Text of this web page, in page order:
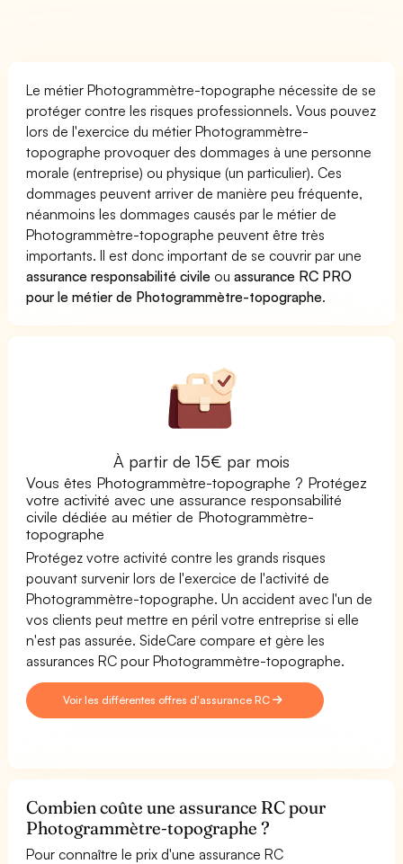
Le métier Photogrammètre-topographe nécessite de se
protéger contre les risques professionnels. Vous pouvez
lors de l'exercice du métier Photogrammètre-
topographe provoquer des dommages à une personne
morale (entreprise) ou physique (un particulier). Ces
dommages peuvent arriver de manière peu fréquente,
néanmoins les dommages causés par le métier de
Photogrammètre-topographe peuvent être très
importants. Il est donc important de se couvrir par une
assurance responsabilité civile ouassurance RC PRO
pour le métier de Photogrammètre-topographe.
À partir de 15€ par mois
Vous êtes Photogrammètre-topographe ? Protégez
votre activité avec une assurance responsabilité
civile dédiée au métier de Photogrammètre-
topographe
Protégez votre activité contre les grands risques
pouvant survenir lors de l'exercice de l'activité de
Photogrammètre-topographe. Un accident avec l'un de
vos clients peut mettre en péril votre entreprise si elle
n'est pas assurée. SideCare compare et gère les
assurances RC pour Photogrammètre-topographe.
Voir les différentes offres d'assurance RC
Combien coûte une assurance RC pour
Photogrammètre-topographe ?
Pour connaître le prix d'une assurance RC